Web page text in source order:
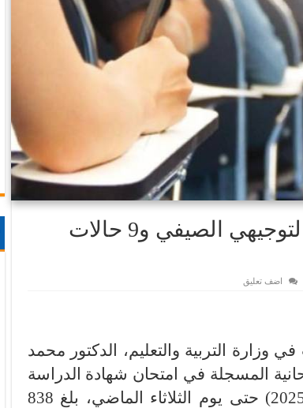
838 مخالفة في امتحان التوجيهي الصيفي و9 حالات
اضف تعليق
وزارة التربية والتعليم، الدكتور محمد
المسجلة في امتحان شهادة الدراسة
الثانوية العامة (الدورة الصيفية 2025) حتى يوم الثلاثاء الماضي، بلغ 838